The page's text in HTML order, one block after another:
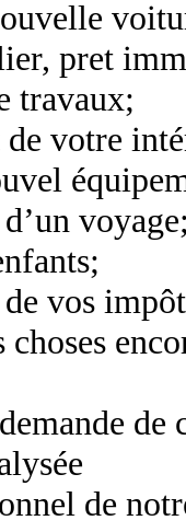
pret
travaux;
de votre
vos
choses
de